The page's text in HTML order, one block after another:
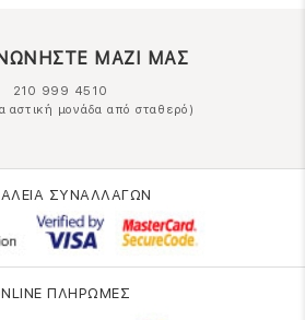
ΜΑΖΙ ΜΑΣ
210 999 4510
αστική μονάδα από σταθερό)
ΣΥΝΑΛΛΑΓΩΝ
ΠΛΗΡΩΜΕΣ